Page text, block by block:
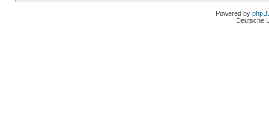
Powered by
Deutsche